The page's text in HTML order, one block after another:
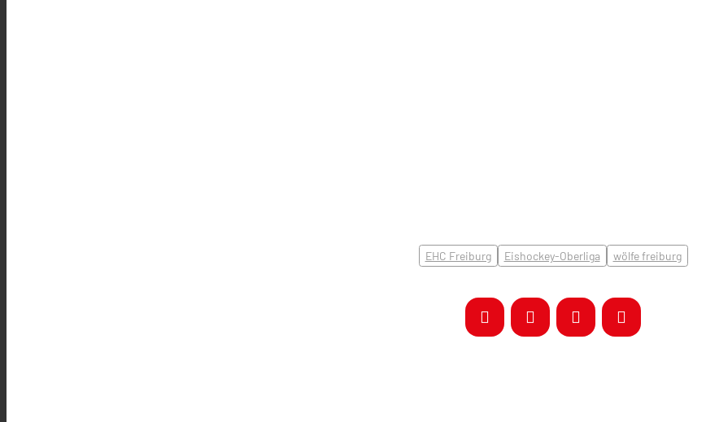
EHC Freiburg Eishockey-Oberliga wölfe freiburg